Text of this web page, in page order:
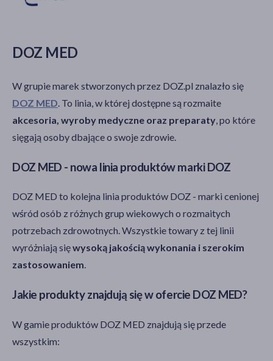
DOZ MED
W grupie marek stworzonych przez DOZ.pl znalazło się
DOZ MED. To linia, w której dostępne są rozmaite
akcesoria, wyroby medyczne oraz preparaty, po które
sięgają osoby dbające o swoje zdrowie.
DOZ MED - nowa linia produktów marki DOZ
DOZ MED to kolejna linia produktów DOZ - marki cenionej
wśród osób z różnych grup wiekowych o rozmaitych
potrzebach zdrowotnych. Wszystkie towary z tej linii
wyróżniają sięwysoką jakością wykonania i szerokim
zastosowaniem.
Jakie produkty znajdują się w ofercie DOZ MED?
W gamie produktów DOZ MED znajdują się przede
wszystkim: